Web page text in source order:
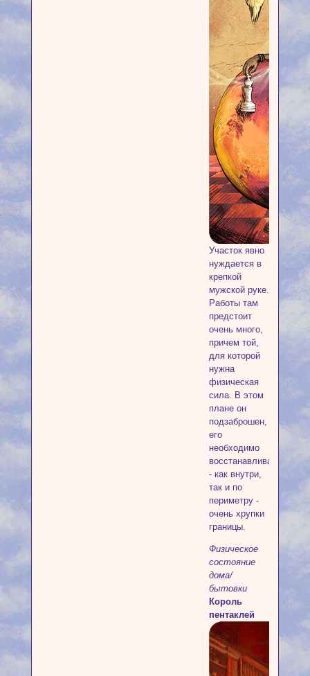
Участок явно
нуждается в
крепкой
мужской руке.
Работы там
предстоит
очень много,
причем той,
для которой
нужна
физическая
сила. В этом
плане он
подзаброшен,
его
необходимо
восстанавливать
- как внутри,
так и по
периметру -
очень хрупки
границы.
Физическое
состояние
дома/
бытовки
Король
пентаклей